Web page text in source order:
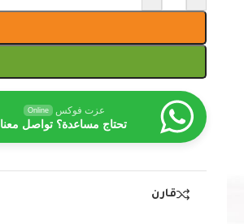
عزت فوكس Online
تحتاج مساعدة؟ تواصل معنا
قارن